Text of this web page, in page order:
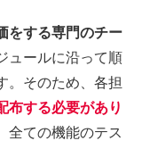
をする専門のチー
ュールに沿って順
。そのため、各担
布する必要があり
全ての機能のテス